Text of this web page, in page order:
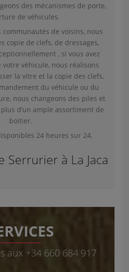
des mécanismes de porte,
de véhicules.
communautés de voisins, nous
copie de clefs, de dressages,
, si vous avez
véhicule, nous réalisons
la vitre et la copie des clefs,
du véhicule ou du
nous changeons des piles et
d’un ample assortiment de
boitier.
24 heures sur 24.
Serrurier à La Jaca
aux +34 660 684 917